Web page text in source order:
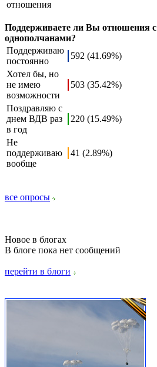
отношения
Поддерживаете ли Вы отношения с
однополчанами?
Поддерживаю
постоянно
592 (41.69%)
Хотел бы, но
не имею
возможности
503 (35.42%)
Поздравляю с
днем ВДВ раз
в год
220 (15.49%)
Не
поддерживаю
вообще
41 (2.89%)
все опросы
Новое в блогах
В блоге пока нет сообщений
перейти в блоги